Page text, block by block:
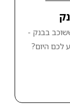
בבנק -
לכם היום?